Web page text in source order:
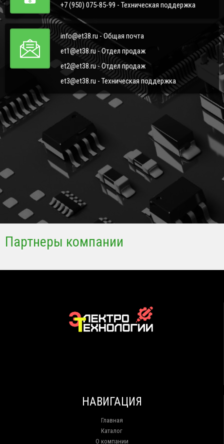
+7 (950) 075-85-99 - Техническая поддержка
info@et38.ru - Общая почта
et1@et38.ru - Отдел продаж
et2@et38.ru - Отдел продаж
et3@et38.ru - Техническая поддержка
Партнеры компании
НАВИГАЦИЯ
Главная
Каталог
О компании